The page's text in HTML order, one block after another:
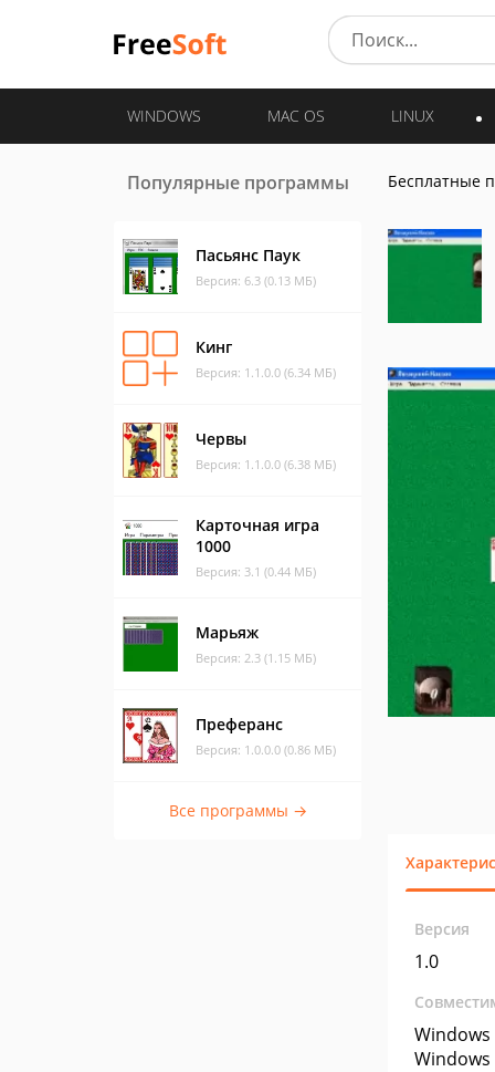
WINDOWS MAC OS LINUX
Популярные программы
Пасьянс Паук
Версия: 6.3 (0.13 МБ)
Кинг
Версия: 1.1.0.0 (6.34 МБ)
Червы
Версия: 1.1.0.0 (6.38 МБ)
Карточная игра
1000
Версия: 3.1 (0.44 МБ)
Марьяж
Версия: 2.3 (1.15 МБ)
Преферанс
Версия: 1.0.0.0 (0.86 МБ)
Все программы →
Бесплатные
Версия
1.0
Windows
Windows